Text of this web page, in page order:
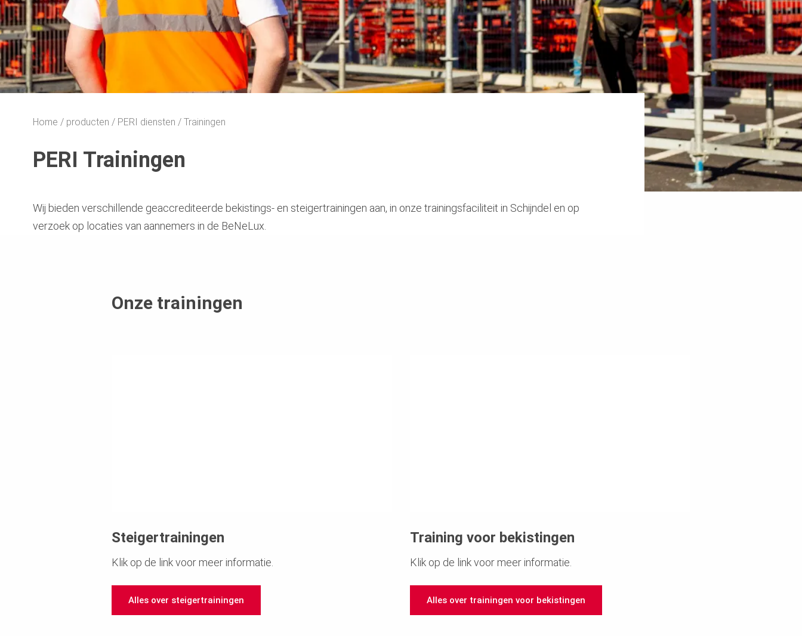
Home producten PERI diensten Trainingen
PERI Trainingen
Wij bieden verschillende geaccrediteerde bekistings- en steigertrainingen aan, in onze trainingsfaciliteit in Schijndel en op
verzoek op locaties van aannemers in de BeNeLux.
Onze trainingen
Steigertrainingen
Klik op de link voor meer informatie.
Alles over steigertrainingen
Training voor bekistingen
Klik op de link voor meer informatie.
Alles over trainingen voor bekistingen